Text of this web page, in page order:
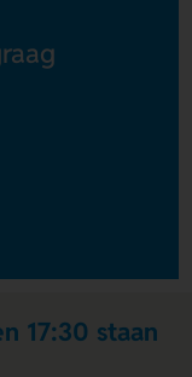
17:30 staan